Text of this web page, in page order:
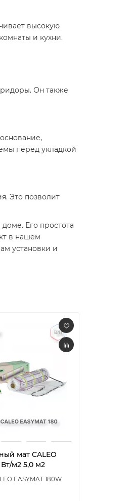
высокую
и кухни.​
Он также
перед укладкой
Это позволит
Его простота
в нашем
установки и
мат CALEO
Вт/м2 5,0 м2
EASYMAT 180W